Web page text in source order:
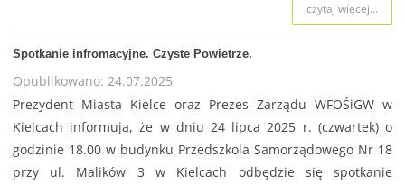
czytaj więcej...
Spotkanie infromacyjne. Czyste Powietrze.
Opublikowano: 24.07.2025
Prezydent Miasta Kielce oraz Prezes Zarządu WFOŚiGW w
Kielcach informują, że w dniu 24 lipca 2025 r. (czwartek) o
godzinie 18.00 w budynku Przedszkola Samorządowego Nr 18
przy ul. Malików 3 w Kielcach odbędzie się spotkanie